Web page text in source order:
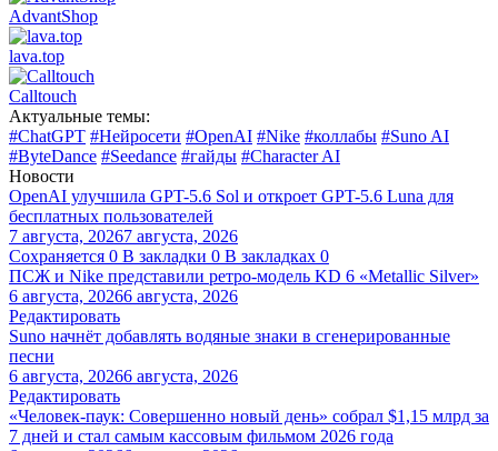
AdvantShop
lava.top
Calltouch
Актуальные темы:
#ChatGPT #Нейросети #OpenAI #Nike #коллабы #Suno AI
#ByteDance #Seedance #гайды #Character AI
Новости
OpenAI улучшила GPT-5.6 Sol и откроет GPT-5.6 Luna для
бесплатных пользователей
7 августа, 20267 августа, 2026
Сохраняется 0 В закладки 0 В закладках 0
ПСЖ и Nike представили ретро-модель KD 6 «Metallic Silver»
6 августа, 20266 августа, 2026
Редактировать
Suno начнёт добавлять водяные знаки в сгенерированные
песни
6 августа, 20266 августа, 2026
Редактировать
«Человек-паук: Совершенно новый день» собрал $1,15 млрд за
7 дней и стал самым кассовым фильмом 2026 года